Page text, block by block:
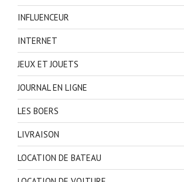
INFLUENCEUR
INTERNET
JEUX ET JOUETS
JOURNAL EN LIGNE
LES BOERS
LIVRAISON
LOCATION DE BATEAU